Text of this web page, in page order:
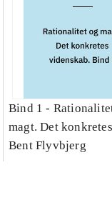
Bind 1 -
magt. Det konkretes
videnskab. Bind 1
Bent Flyvbjerg